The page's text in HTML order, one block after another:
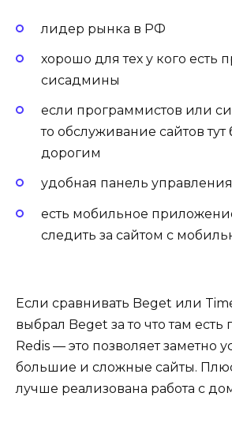
лидер рынка в РФ
хорошо для тех у кого есть
сисадмины
если программистов или
то обслуживание сайтов тут
дорогим
удобная панель управления
есть мобильное
следить за сайтом с
Если сравнивать Beget или
выбрал Beget за то что там
Redis — это позволяет заметно
большие и сложные сайты.
лучше реализована работа с